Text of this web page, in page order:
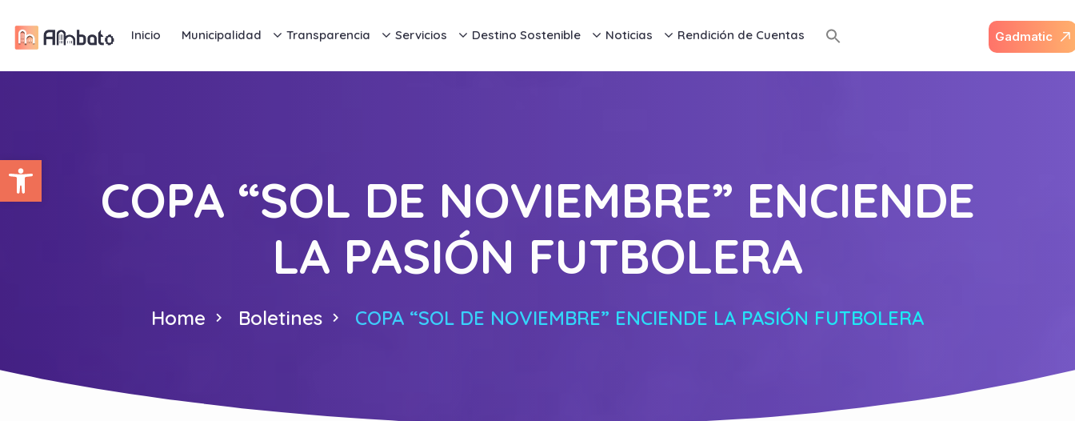
Abrir barra de herramientas
Inicio Municipalidad Transparencia Servicios Destino Sostenible Noticias Rendición de Cuentas Gadmatic
COPA “SOL DE NOVIEMBRE” ENCIENDE
LA PASIÓN FUTBOLERA
Home Boletines COPA “SOL DE NOVIEMBRE” ENCIENDE LA PASIÓN FUTBOLERA